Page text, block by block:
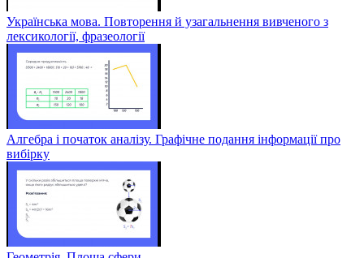
Українська мова. Повторення й узагальнення вивченого з
лексикології, фразеології
Алгебра і початок аналізу. Графічне подання інформації про
вибірку